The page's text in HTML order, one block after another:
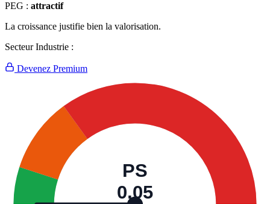
PEG : attractif
La croissance justifie bien la valorisation.
Secteur Industrie :
Devenez Premium
PS
0,05